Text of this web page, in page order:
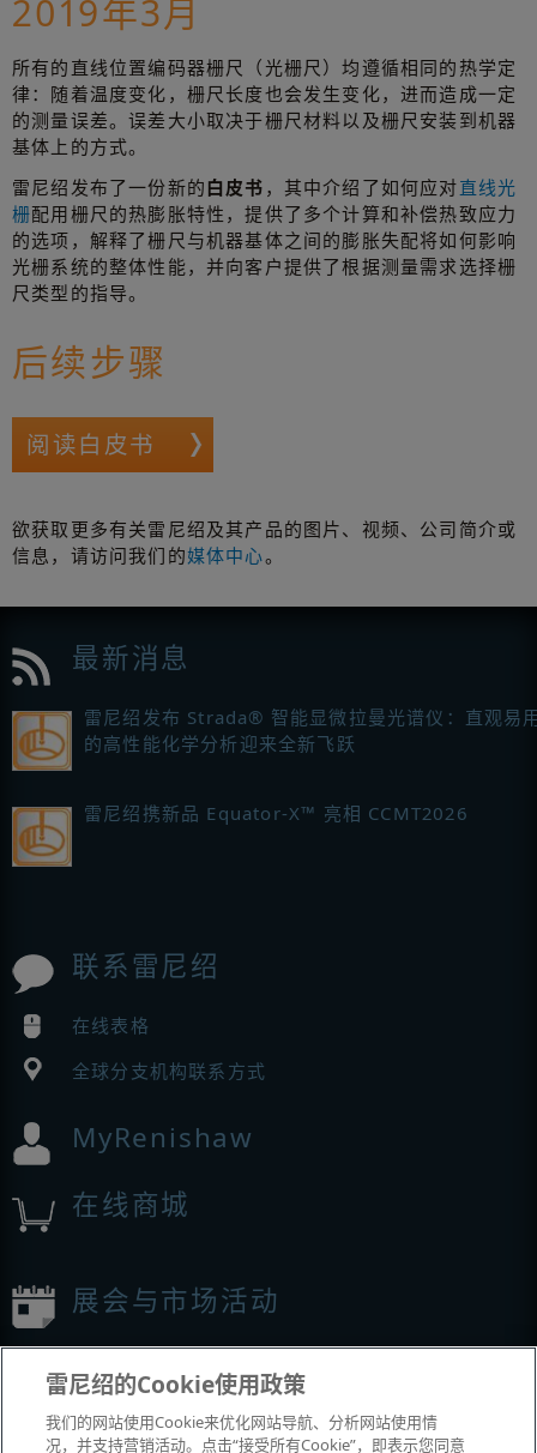
2019年3月
所有的直线位置编码器栅尺（光栅尺）均遵循相同的热学定
律：随着温度变化，栅尺长度也会发生变化，进而造成一定
的测量误差。误差大小取决于栅尺材料以及栅尺安装到机器
基体上的方式。
雷尼绍发布了一份新的 白皮书 ，其中介绍了如何应对直线光
栅配用栅尺的热膨胀特性，提供了多个计算和补偿热致应力
的选项，解释了栅尺与机器基体之间的膨胀失配将如何影响
光栅系统的整体性能，并向客户提供了根据测量需求选择栅
尺类型的指导。
后续步骤
阅读白皮书
欲获取更多有关雷尼绍及其产品的图片、视频、公司简介或
信息，请访问我们的媒体中心。
最新消息
雷尼绍发布 Strada® 智能显微拉曼光谱仪：直观易
的高性能化学分析迎来全新飞跃
雷尼绍携新品 Equator-X™ 亮相 CCMT2026
联系雷尼绍
在线表格
全球分支机构联系方式
MyRenishaw
在线商城
展会与市场活动
雷尼绍的Cookie使用政策
我们的网站使用Cookie来优化网站导航、分析网站使用情
况，并支持营销活动。点击“接受所有Cookie”，即表示您同意